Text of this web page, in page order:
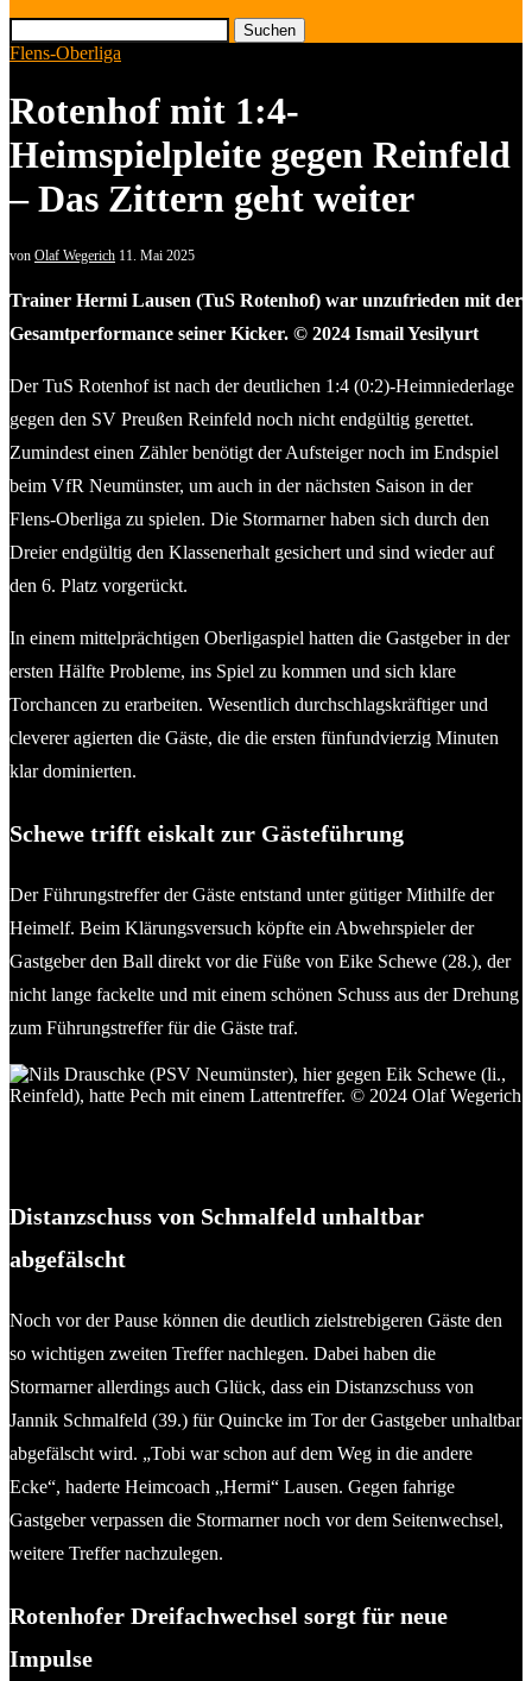
Suchen
Flens-Oberliga
Rotenhof mit 1:4-
Heimspielpleite gegen Reinfeld
– Das Zittern geht weiter
von Olaf Wegerich 11. Mai 2025
Trainer Hermi Lausen (TuS Rotenhof) war unzufrieden mit der
Gesamtperformance seiner Kicker. © 2024 Ismail Yesilyurt
Der TuS Rotenhof ist nach der deutlichen 1:4 (0:2)-Heimniederlage
gegen den SV Preußen Reinfeld noch nicht endgültig gerettet.
Zumindest einen Zähler benötigt der Aufsteiger noch im Endspiel
beim VfR Neumünster, um auch in der nächsten Saison in der
Flens-Oberliga zu spielen. Die Stormarner haben sich durch den
Dreier endgültig den Klassenerhalt gesichert und sind wieder auf
den 6. Platz vorgerückt.
In einem mittelprächtigen Oberligaspiel hatten die Gastgeber in der
ersten Hälfte Probleme, ins Spiel zu kommen und sich klare
Torchancen zu erarbeiten. Wesentlich durchschlagskräftiger und
cleverer agierten die Gäste, die die ersten fünfundvierzig Minuten
klar dominierten.
Schewe trifft eiskalt zur Gästeführung
Der Führungstreffer der Gäste entstand unter gütiger Mithilfe der
Heimelf. Beim Klärungsversuch köpfte ein Abwehrspieler der
Gastgeber den Ball direkt vor die Füße von Eike Schewe (28.), der
nicht lange fackelte und mit einem schönen Schuss aus der Drehung
zum Führungstreffer für die Gäste traf.
Distanzschuss von Schmalfeld unhaltbar
abgefälscht
Noch vor der Pause können die deutlich zielstrebigeren Gäste den
so wichtigen zweiten Treffer nachlegen. Dabei haben die
Stormarner allerdings auch Glück, dass ein Distanzschuss von
Jannik Schmalfeld (39.) für Quincke im Tor der Gastgeber unhaltbar
abgefälscht wird. „Tobi war schon auf dem Weg in die andere
Ecke“, haderte Heimcoach „Hermi“ Lausen. Gegen fahrige
Gastgeber verpassen die Stormarner noch vor dem Seitenwechsel,
weitere Treffer nachzulegen.
Rotenhofer Dreifachwechsel sorgt für neue
Impulse